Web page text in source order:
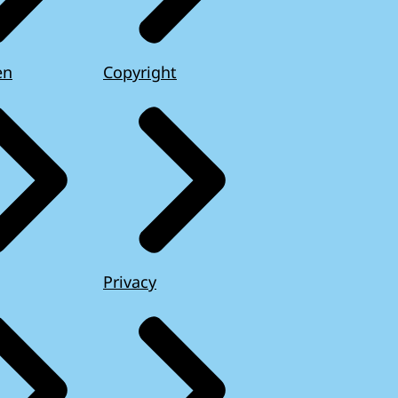
Copyright
Privacy